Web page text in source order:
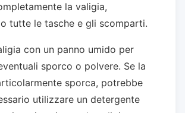
la valigia,
tutte le tasche e gli scomparti.
con un panno umido per
sporco o polvere. Se la
sporca, potrebbe
utilizzare un detergente